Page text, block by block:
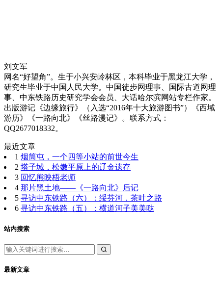
刘文军
网名“好望角”。生于小兴安岭林区，本科毕业于黑龙江大学，
研究生毕业于中国人民大学。中国徒步网理事、国际古道网理
事、中东铁路历史研究学会会员、大话哈尔滨网站专栏作家。
出版游记《边缘旅行》（入选“2016年十大旅游图书”）《西域
游历》《一路向北》《丝路漫记》。联系方式：
QQ2677018332。
最近文章
1 烟筒屯，一个四等小站的前世今生
2 塔子城，松嫩平原上的辽金遗存
3 回忆熊映梧老师
4 那片黑土地——《一路向北》后记
5 寻访中东铁路（六）：绥芬河，茶叶之路
6 寻访中东铁路（五）：横道河子美美哒
站内搜索
最新文章